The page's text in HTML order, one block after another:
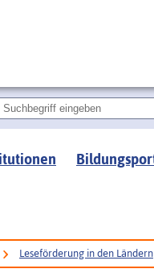
Leseförderung in den Ländern